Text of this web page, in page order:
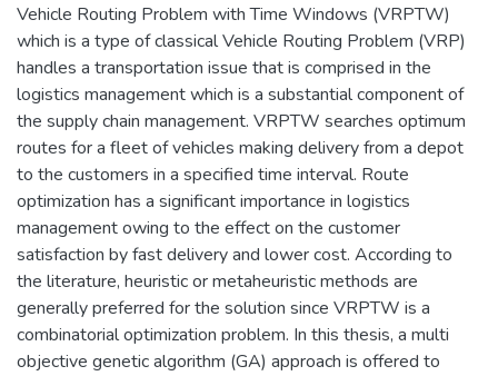
Vehicle Routing Problem with Time Windows (VRPTW)
which is a type of classical Vehicle Routing Problem (VRP)
handles a transportation issue that is comprised in the
logistics management which is a substantial component of
the supply chain management. VRPTW searches optimum
routes for a fleet of vehicles making delivery from a depot
to the customers in a specified time interval. Route
optimization has a significant importance in logistics
management owing to the effect on the customer
satisfaction by fast delivery and lower cost. According to
the literature, heuristic or metaheuristic methods are
generally preferred for the solution since VRPTW is a
combinatorial optimization problem. In this thesis, a multi
objective genetic algorithm (GA) approach is offered to